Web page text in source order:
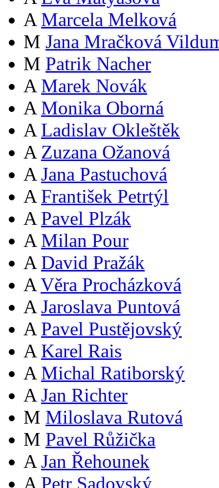
A Marcela Melková
M Jana Mračková
M Patrik Nacher
A Marek Novák
A Monika Oborná
A Ladislav Okleštěk
A Zuzana Ožanová
A Jana Pastuchová
A František Petrtýl
A Pavel Plzák
A Milan Pour
A David Pražák
A Věra Procházková
A Jaroslava Puntová
A Pavel Pustějovský
A Karel Rais
A Michal Ratiborský
A Jan Richter
M Miloslava Rutová
M Pavel Růžička
A Jan Řehounek
A Petr Sadovský